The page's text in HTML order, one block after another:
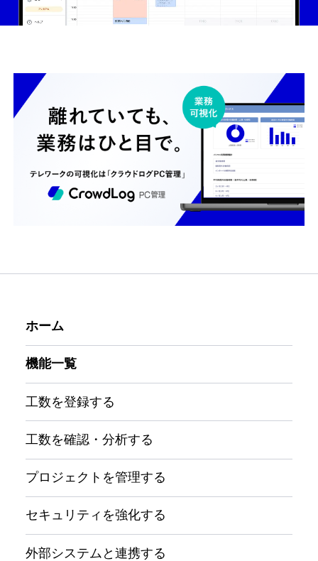
ホーム
機能一覧
工数を登録する
工数を確認・分析する
プロジェクトを管理する
セキュリティを強化する
外部システムと連携する